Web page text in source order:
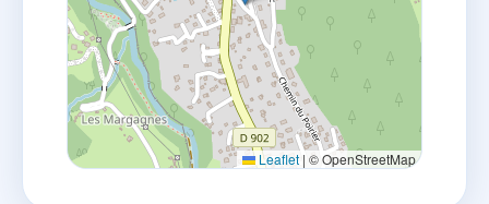
Leaflet | © OpenStreetMap